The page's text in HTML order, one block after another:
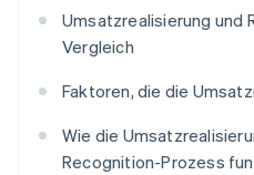
Umsatzrealisierung und
Vergleich
Faktoren, die die
Wie die
Recognition-Prozess